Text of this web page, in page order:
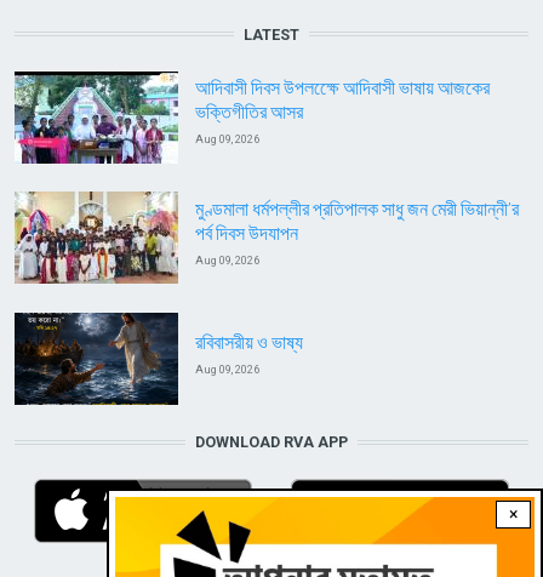
×
LATEST
আদিবাসী দিবস উপলক্ষেে আদিবাসী ভাষায় আজকের
ভক্তিগীতির আসর
Aug 09, 2026
মুণ্ডমালা ধর্মপল্লীর প্রতিপালক সাধু জন মেরী ভিয়ান্নী’র
পর্ব দিবস উদযাপন
Aug 09, 2026
রবিবাসরীয় ও ভাষ্য
Aug 09, 2026
DOWNLOAD RVA APP